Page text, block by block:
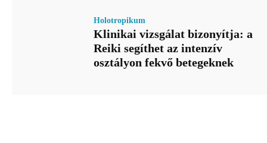
Holotropikum
Klinikai vizsgálat bizonyítja: a
Reiki segíthet az intenzív
osztályon fekvő betegeknek